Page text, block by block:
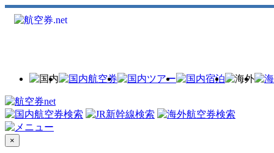
×